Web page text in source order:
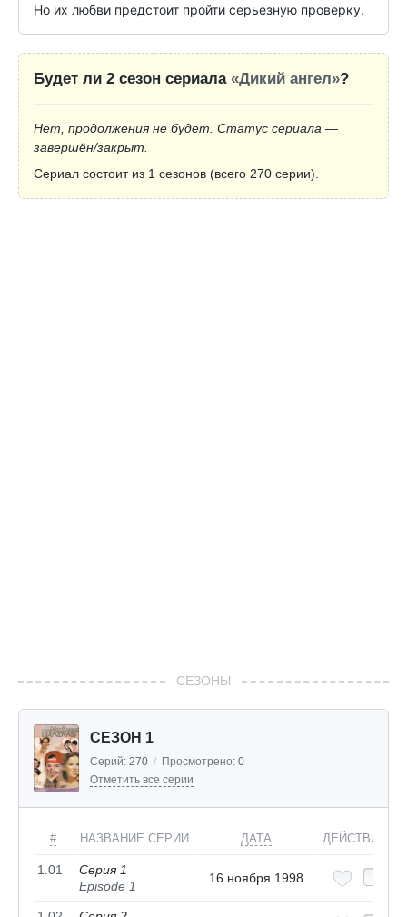
Но их любви предстоит пройти серьезную проверку.
Будет ли 2 сезон сериала «Дикий ангел»?
Нет, продолжения не будет. Статус сериала —
завершён/закрыт.
Сериал состоит из 1 сезонов (всего 270 серии).
СЕЗОНЫ
СЕЗОН 1
Серий: 270 / Просмотрено: 0
Отметить все серии
# НАЗВАНИЕ СЕРИИ ДАТА ДЕЙСТВИЯ
1.01
Серия 1
Episode 1
16 ноября 1998